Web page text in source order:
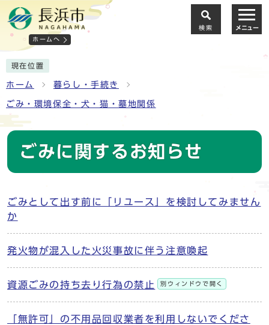
ホームへ
検索 メニュー
現在位置
ホーム 暮らし・手続き
ごみ・環境保全・犬・猫・墓地関係
ごみに関するお知らせ
ごみとして出す前に「リユース」を検討してみません
か
発火物が混入した火災事故に伴う注意喚起
資源ごみの持ち去り行為の禁止 別ウィンドウで開く
「無許可」の不用品回収業者を利用しないでくださ